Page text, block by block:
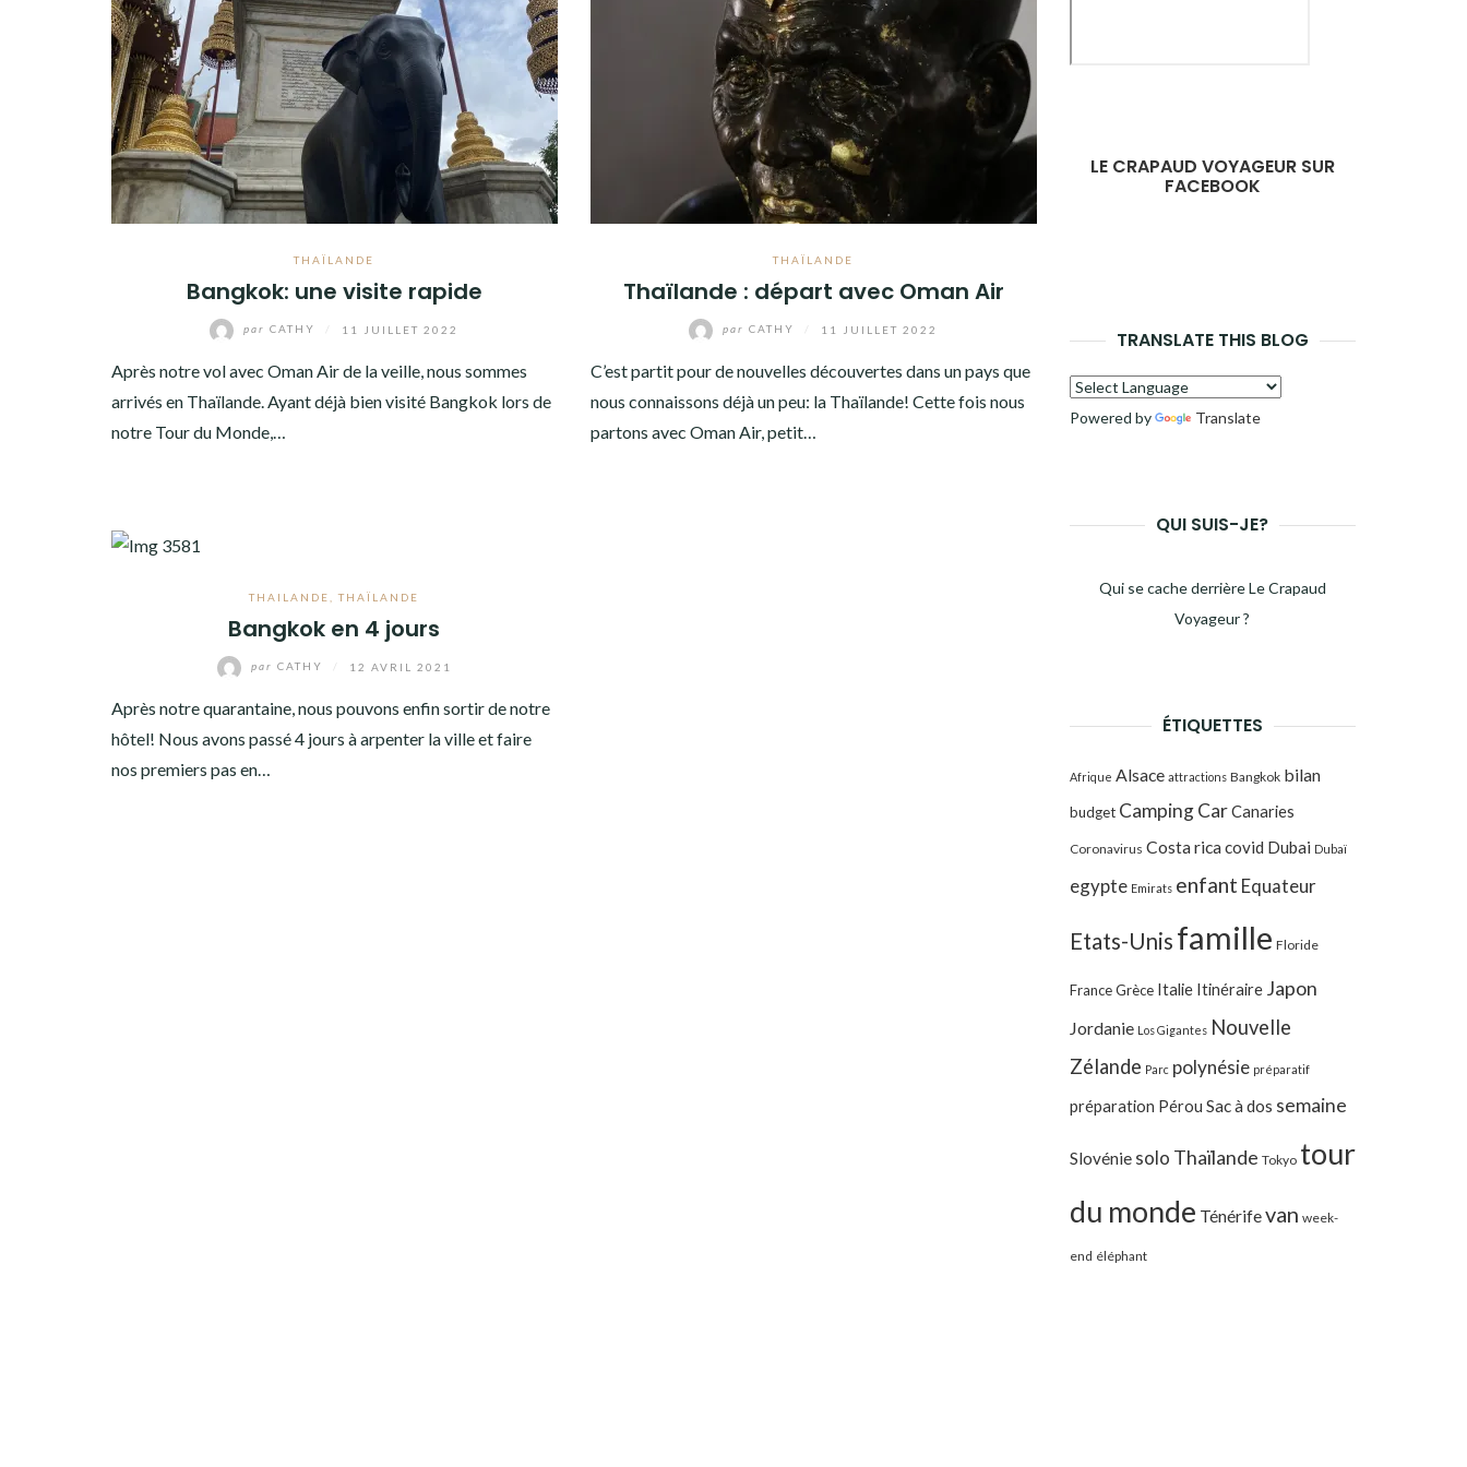
THAÏLANDE
Bangkok: une visite rapide
par CATHY 11 JUILLET 2022
Après notre vol avec Oman Air de la veille, nous sommes
arrivés en Thaïlande. Ayant déjà bien visité Bangkok lors de
notre Tour du Monde,…
THAÏLANDE
Thaïlande : départ avec Oman Air
par CATHY 11 JUILLET 2022
C’est partit pour de nouvelles découvertes dans un pays que
nous connaissons déjà un peu: la Thaïlande! Cette fois nous
partons avec Oman Air, petit…
THAILANDE ,THAÏLANDE
Bangkok en 4 jours
par CATHY 12 AVRIL 2021
Après notre quarantaine, nous pouvons enfin sortir de notre
hôtel! Nous avons passé 4 jours à arpenter la ville et faire
nos premiers pas en…
LE CRAPAUD VOYAGEUR SUR
FACEBOOK
TRANSLATE THIS BLOG
Powered by Translate
QUI SUIS-JE?
Qui se cache derrière Le Crapaud
Voyageur ?
ÉTIQUETTES
Afrique Alsace attractions Bangkok bilan
budget Camping CarCanaries
Coronavirus Costa ricacovid Dubai Dubaï
egypte Emirats enfant Equateur
Etats-Unis famille Floride
France Grèce Italie Itinéraire Japon
Jordanie Los Gigantes Nouvelle
Zélande Parc polynésie préparatif
préparation Pérou Sac à dos semaine
Slovénie solo Thaïlande Tokyo tour
du monde Ténérifevan week-
end éléphant
AMÉRIQUE DU SUD
TOUR DU MONDE 2020-2021